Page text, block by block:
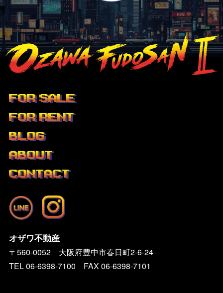
FOR SALE
FOR RENT
BLOG
ABOUT
CONTACT
オザワ不動産
〒560-0052 大阪府豊中市春日町2-6-24
TEL06-6398-7100 FAX 06-6398-7101